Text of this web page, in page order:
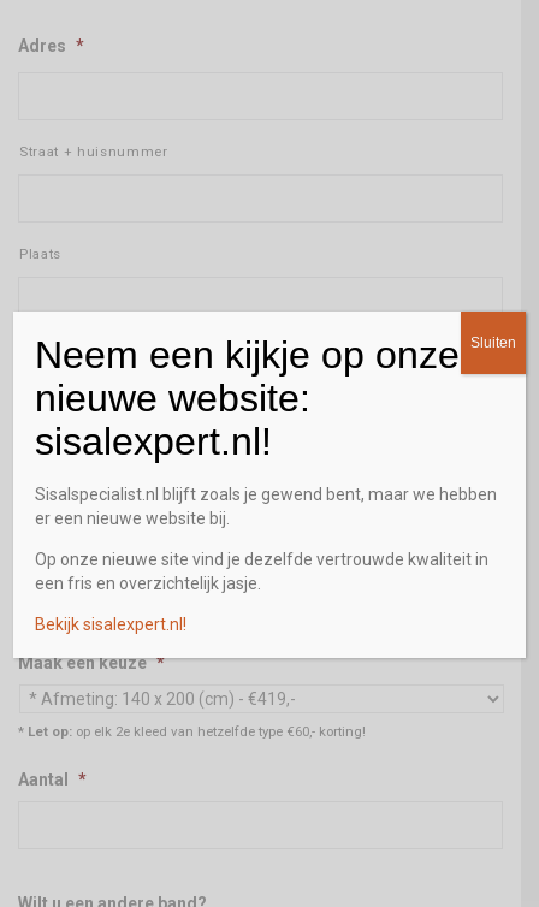
Adres *
Straat + huisnummer
Plaats
Postcode
E-mailadres *
Maak een keuze *
* Let op: op elk 2e kleed van hetzelfde type €60,- korting!
Aantal *
Neem een kijkje op onze
nieuwe website:
sisalexpert.nl!
Sisalspecialist.nl blijft zoals je gewend bent, maar we hebben
er een nieuwe website bij.
Op onze nieuwe site vind je dezelfde vertrouwde kwaliteit in
een fris en overzichtelijk jasje.
Bekijk sisalexpert.nl!
Sluiten